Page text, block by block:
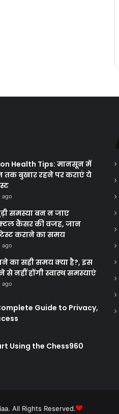
Health Tips: मानसून में
तक बुखार रहने पर कराएं ये
ago
समस्या बन न जाए
कैंसर की वजह, जान
कराने का समय
ago
का सही समय क्‍या है?, इस
से नहीं होंगी स्वास्थ समस्याएं
ago
Guide to Privacy,
Using the Chess960
All Rights Reserved.